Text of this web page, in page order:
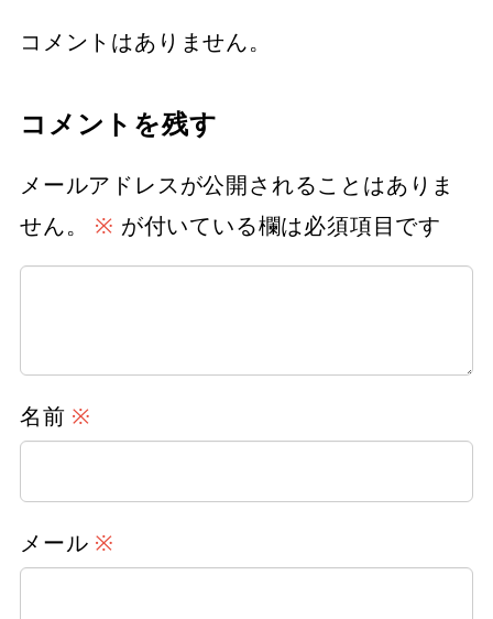
ブ
コメントはありません。
コメントを残す
メールアドレスが公開されることはありま
せん。
※ が付いている欄は必須項目です
名前 ※
メール ※